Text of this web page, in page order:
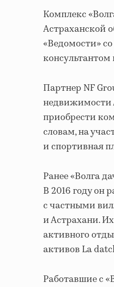
Комплекс
Астраханской
«Ведомости»
Партнер NF
недвижимости
приобрести
словам, на
и спортивная
Ранее «Волга
В 2016 году он
с частными
и Астрахани.
активного
активов La
Работавшие с